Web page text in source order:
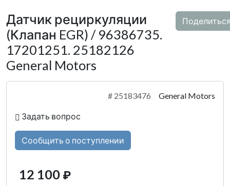
Датчик рециркуляции
(Клапан EGR) / 96386735.
17201251. 25182126
General Motors
# 25183476 General Motors
Задать вопрос
Сообщить о поступлении
12 100 ₽